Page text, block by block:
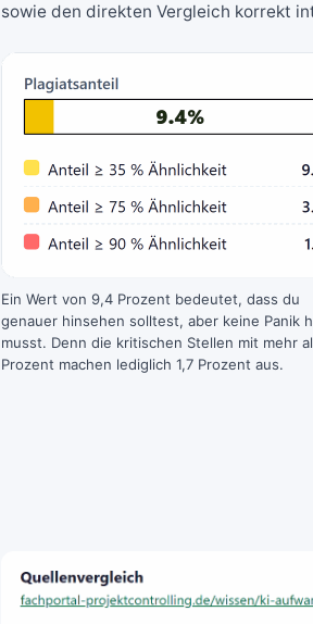
sowie den direkten Vergleich korrekt
Ein Wert von 9,4 Prozent bedeutet, dass du
genauer hinsehen solltest, aber keine Panik
musst. Denn die kritischen Stellen mit mehr
Prozent machen lediglich 1,7 Prozent aus.